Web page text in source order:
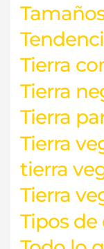
Tierra
Tierra
Tierra
Tierra
tierra
Tierra
Tipos de